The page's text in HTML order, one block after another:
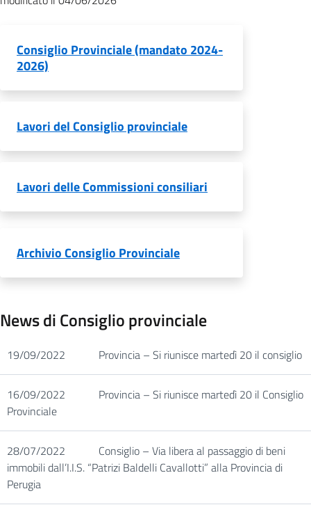
Consiglio Provinciale (mandato 2024-
2026)
Lavori del Consiglio provinciale
Lavori delle Commissioni consiliari
Archivio Consiglio Provinciale
News di Consiglio provinciale
19/09/2022 Provincia – Si riunisce martedì 20 il consiglio
16/09/2022
Provincia – Si riunisce martedì 20 il Consiglio
Provinciale
28/07/2022
Consiglio – Via libera al passaggio di beni
immobili dall’I.I.S. “Patrizi Baldelli Cavallotti” alla Provincia di
Perugia